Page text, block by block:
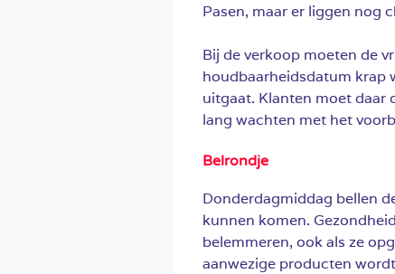
Pasen, maar er liggen nog
Bij de verkoop moeten de
houdbaarheidsdatum krap
uitgaat. Klanten moet daar
lang wachten met het
Belrondje
Donderdagmiddag bellen
kunnen komen.
belemmeren, ook als ze
aanwezige producten